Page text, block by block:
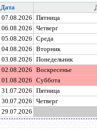
Дата
07.08.2026 Пятница
06.08.2026 Четверг
05.08.2026 Среда
04.08.2026 Вторник
03.08.2026 Понедельник
02.08.2026 Воскресенье
01.08.2026 Суббота
31.07.2026 Пятница
30.07.2026 Четверг
29.07.2026